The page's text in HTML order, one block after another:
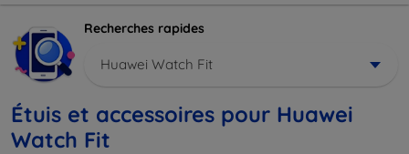
Recherches rapides
Huawei Watch Fit
Étuis et accessoires pour Huawei
Watch Fit